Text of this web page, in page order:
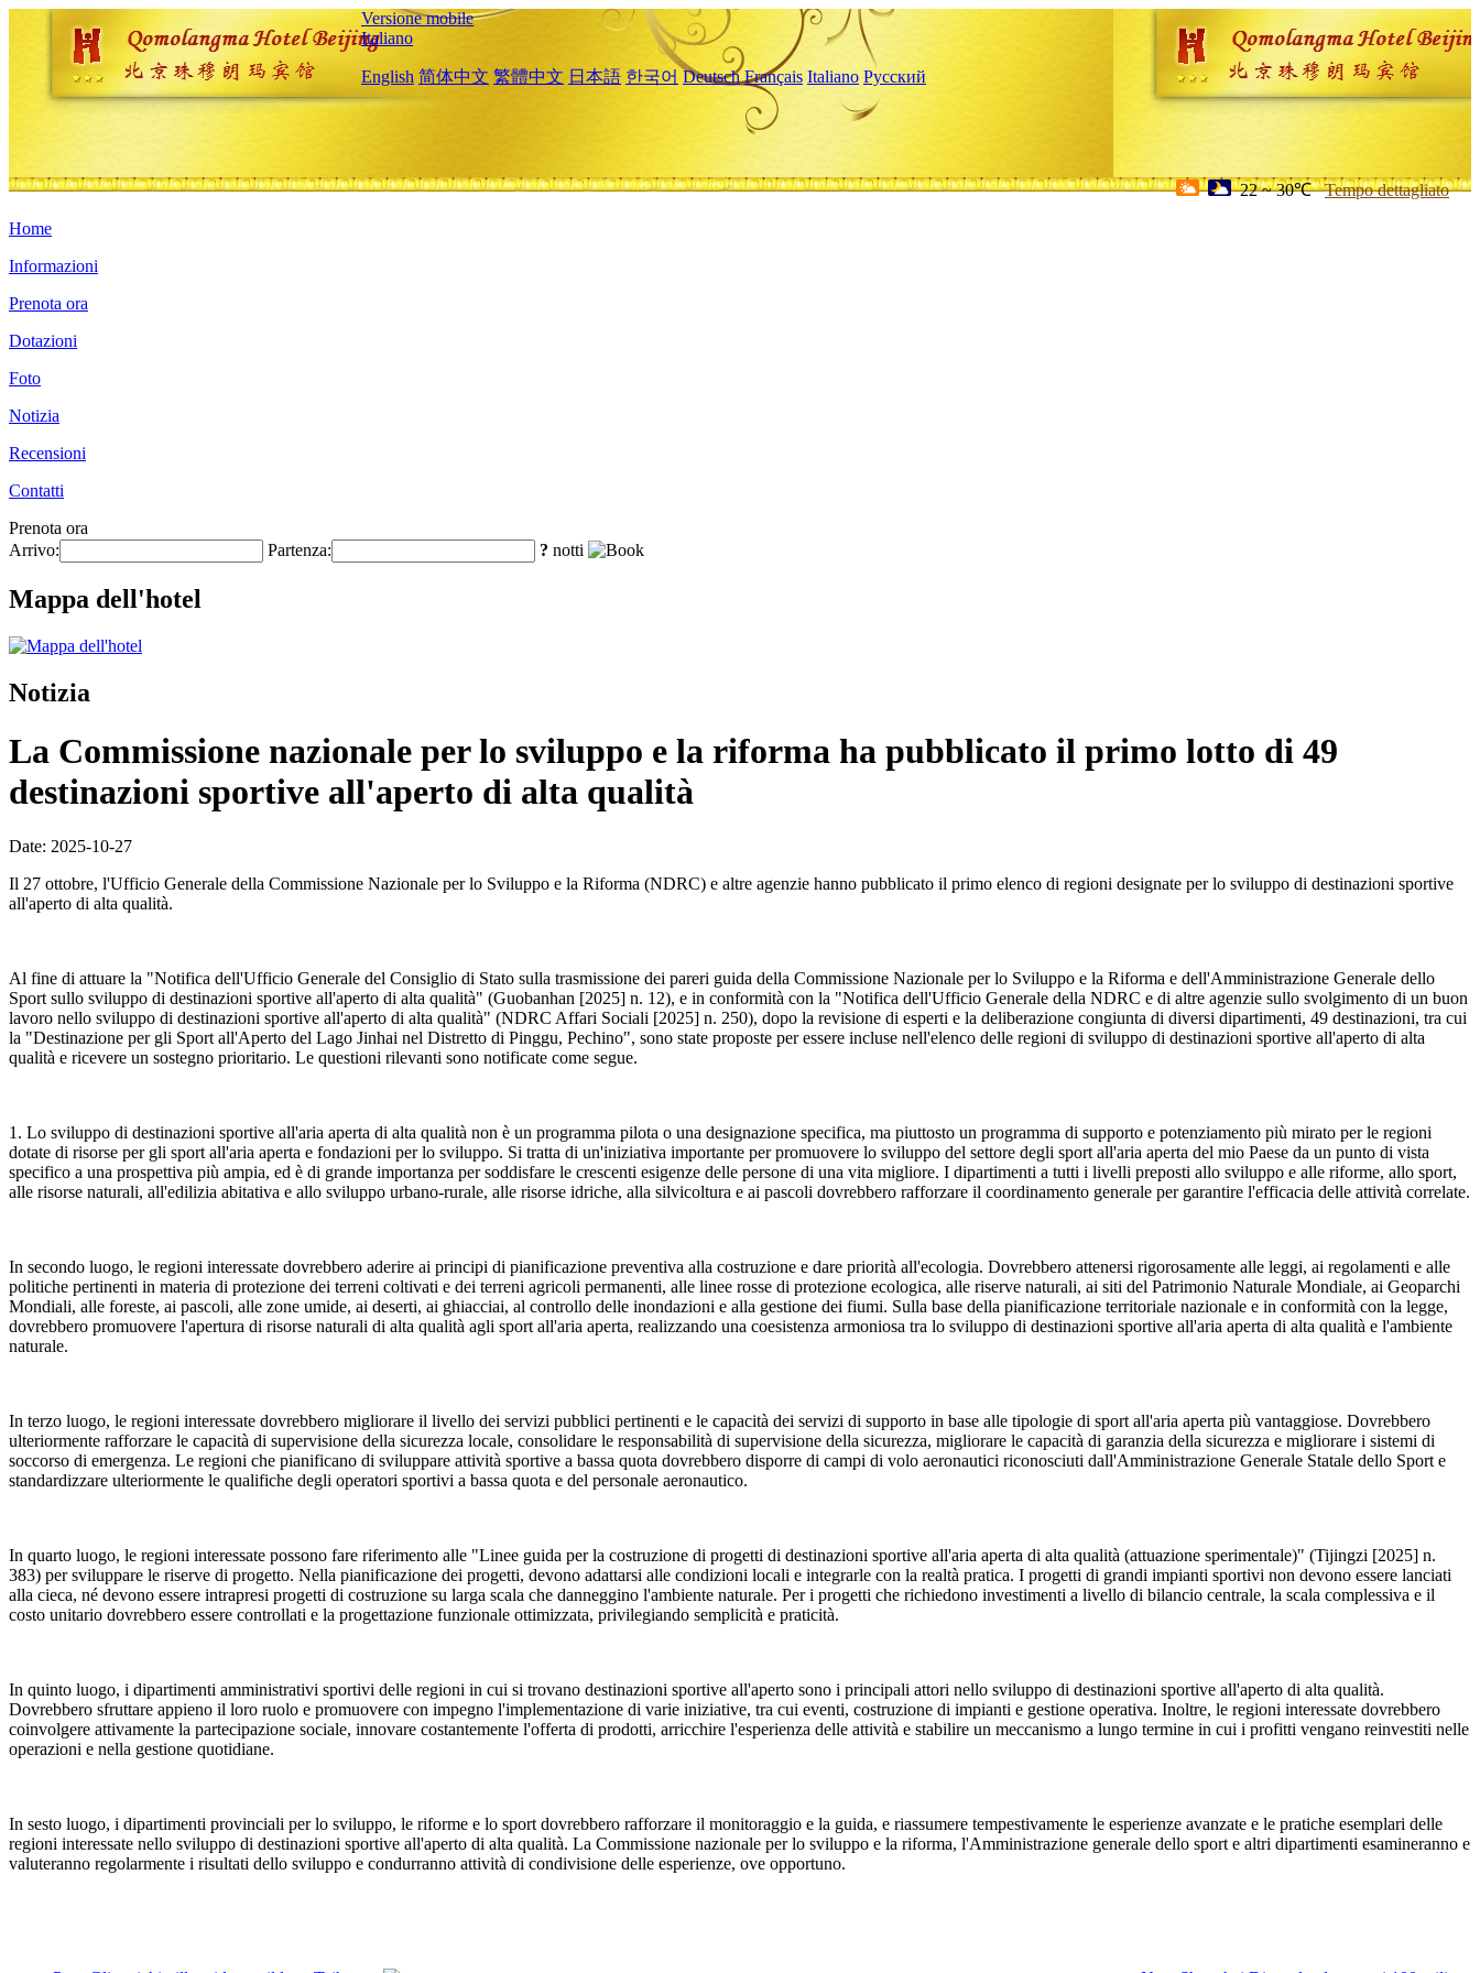
Versione mobile
Italiano
English 简体中文 繁體中文 日本語 한국어 Deutsch Français Italiano Русский
22 ~ 30℃ Tempo dettagliato
Home
Informazioni
Prenota ora
Dotazioni
Foto
Notizia
Recensioni
Contatti
Prenota ora
Arrivo:
Partenza: ? notti
Mappa dell'hotel
Notizia
La Commissione nazionale per lo sviluppo e la riforma ha pubblicato il primo lotto di 49
destinazioni sportive all'aperto di alta qualità
Date: 2025-10-27
Il 27 ottobre, l'Ufficio Generale della Commissione Nazionale per lo Sviluppo e la Riforma (NDRC) e altre agenzie hanno pubblicato il primo elenco di regioni designate per lo sviluppo di destinazioni sportive
all'aperto di alta qualità.
Al fine di attuare la "Notifica dell'Ufficio Generale del Consiglio di Stato sulla trasmissione dei pareri guida della Commissione Nazionale per lo Sviluppo e la Riforma e dell'Amministrazione Generale dello
Sport sullo sviluppo di destinazioni sportive all'aperto di alta qualità" (Guobanhan [2025] n. 12), e in conformità con la "Notifica dell'Ufficio Generale della NDRC e di altre agenzie sullo svolgimento di un buon
lavoro nello sviluppo di destinazioni sportive all'aperto di alta qualità" (NDRC Affari Sociali [2025] n. 250), dopo la revisione di esperti e la deliberazione congiunta di diversi dipartimenti, 49 destinazioni, tra cui
la "Destinazione per gli Sport all'Aperto del Lago Jinhai nel Distretto di Pinggu, Pechino", sono state proposte per essere incluse nell'elenco delle regioni di sviluppo di destinazioni sportive all'aperto di alta
qualità e ricevere un sostegno prioritario. Le questioni rilevanti sono notificate come segue.
1. Lo sviluppo di destinazioni sportive all'aria aperta di alta qualità non è un programma pilota o una designazione specifica, ma piuttosto un programma di supporto e potenziamento più mirato per le regioni
dotate di risorse per gli sport all'aria aperta e fondazioni per lo sviluppo. Si tratta di un'iniziativa importante per promuovere lo sviluppo del settore degli sport all'aria aperta del mio Paese da un punto di vista
specifico a una prospettiva più ampia, ed è di grande importanza per soddisfare le crescenti esigenze delle persone di una vita migliore. I dipartimenti a tutti i livelli preposti allo sviluppo e alle riforme, allo sport,
alle risorse naturali, all'edilizia abitativa e allo sviluppo urbano-rurale, alle risorse idriche, alla silvicoltura e ai pascoli dovrebbero rafforzare il coordinamento generale per garantire l'efficacia delle attività correlate.
In secondo luogo, le regioni interessate dovrebbero aderire ai principi di pianificazione preventiva alla costruzione e dare priorità all'ecologia. Dovrebbero attenersi rigorosamente alle leggi, ai regolamenti e alle
politiche pertinenti in materia di protezione dei terreni coltivati e dei terreni agricoli permanenti, alle linee rosse di protezione ecologica, alle riserve naturali, ai siti del Patrimonio Naturale Mondiale, ai Geoparchi
Mondiali, alle foreste, ai pascoli, alle zone umide, ai deserti, ai ghiacciai, al controllo delle inondazioni e alla gestione dei fiumi. Sulla base della pianificazione territoriale nazionale e in conformità con la legge,
dovrebbero promuovere l'apertura di risorse naturali di alta qualità agli sport all'aria aperta, realizzando una coesistenza armoniosa tra lo sviluppo di destinazioni sportive all'aria aperta di alta qualità e l'ambiente
naturale.
In terzo luogo, le regioni interessate dovrebbero migliorare il livello dei servizi pubblici pertinenti e le capacità dei servizi di supporto in base alle tipologie di sport all'aria aperta più vantaggiose. Dovrebbero
ulteriormente rafforzare le capacità di supervisione della sicurezza locale, consolidare le responsabilità di supervisione della sicurezza, migliorare le capacità di garanzia della sicurezza e migliorare i sistemi di
soccorso di emergenza. Le regioni che pianificano di sviluppare attività sportive a bassa quota dovrebbero disporre di campi di volo aeronautici riconosciuti dall'Amministrazione Generale Statale dello Sport e
standardizzare ulteriormente le qualifiche degli operatori sportivi a bassa quota e del personale aeronautico.
In quarto luogo, le regioni interessate possono fare riferimento alle "Linee guida per la costruzione di progetti di destinazioni sportive all'aria aperta di alta qualità (attuazione sperimentale)" (Tijingzi [2025] n.
383) per sviluppare le riserve di progetto. Nella pianificazione dei progetti, devono adattarsi alle condizioni locali e integrarle con la realtà pratica. I progetti di grandi impianti sportivi non devono essere lanciati
alla cieca, né devono essere intrapresi progetti di costruzione su larga scala che danneggino l'ambiente naturale. Per i progetti che richiedono investimenti a livello di bilancio centrale, la scala complessiva e il
costo unitario dovrebbero essere controllati e la progettazione funzionale ottimizzata, privilegiando semplicità e praticità.
In quinto luogo, i dipartimenti amministrativi sportivi delle regioni in cui si trovano destinazioni sportive all'aperto sono i principali attori nello sviluppo di destinazioni sportive all'aperto di alta qualità.
Dovrebbero sfruttare appieno il loro ruolo e promuovere con impegno l'implementazione di varie iniziative, tra cui eventi, costruzione di impianti e gestione operativa. Inoltre, le regioni interessate dovrebbero
coinvolgere attivamente la partecipazione sociale, innovare costantemente l'offerta di prodotti, arricchire l'esperienza delle attività e stabilire un meccanismo a lungo termine in cui i profitti vengano reinvestiti nelle
operazioni e nella gestione quotidiane.
In sesto luogo, i dipartimenti provinciali per lo sviluppo, le riforme e lo sport dovrebbero rafforzare il monitoraggio e la guida, e riassumere tempestivamente le esperienze avanzate e le pratiche esemplari delle
regioni interessate nello sviluppo di destinazioni sportive all'aperto di alta qualità. La Commissione nazionale per lo sviluppo e la riforma, l'Amministrazione generale dello sport e altri dipartimenti esamineranno e
valuteranno regolarmente i risultati dello sviluppo e condurranno attività di condivisione delle esperienze, ove opportuno.